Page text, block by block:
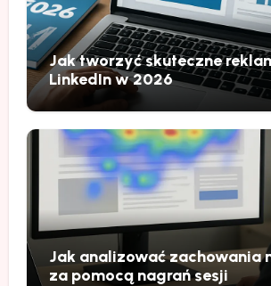
Jak tworzyć skuteczne
LinkedIn w 2026
Jak analizować zachowania
za pomocą nagrań sesji